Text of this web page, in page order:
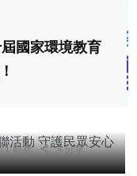
國家環境教育
觀看 4 分享